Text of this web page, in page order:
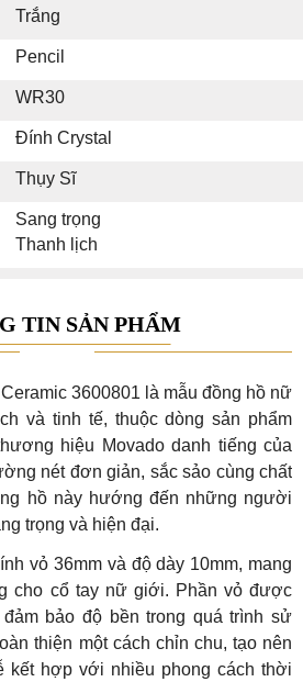
Trắng
Pencil
WR30
Đính Crystal
Thụy Sĩ
Sang trọng
Thanh lịch
TIN SẢN PHẨM
3600801 là mẫu đồng hồ nữ
và tinh tế, thuộc dòng sản phẩm
hiệu Movado danh tiếng của
nét đơn giản, sắc sảo cùng chất
hồ này hướng đến những người
trọng và hiện đại.
vỏ 36mm và độ dày 10mm, mang
cho cổ tay nữ giới. Phần vỏ được
bảo độ bền trong quá trình sử
thiện một cách chỉn chu, tạo nên
kết hợp với nhiều phong cách thời